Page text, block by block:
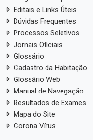
Editais e Links Úteis
Dúvidas Frequentes
Processos Seletivos
Jornais Oficiais
Glossário
Cadastro da Habitação
Glossário Web
Manual de Navegação
Resultados de Exames
Mapa do Site
Corona Vírus